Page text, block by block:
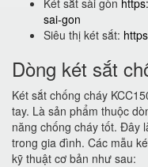
Két sắt sài gòn
sai-gon
Siêu thị két sắt:
Dòng két sắt
Két sắt chống cháy
tay. Là sản phẩm thuộc
năng chống cháy tốt. Đây
trong gia đình. Các mẫu
kỹ thuật cơ bản như sau: